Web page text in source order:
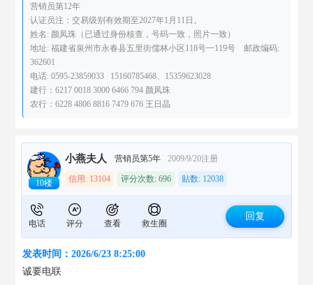
营销员第12年
认证员注：交易级别有效期至2027年1月11日。
姓名: 颜凤珠（已通过身份核查，号码一致，照片一致）
地址: 福建省泉州市永春县五里街儒林小区118号一119号 邮政编码:
362601
电话: 0595-23859033 15160785468、15359623028
建行：6217 0018 3000 6466 794 颜凤珠
农行：6228 4806 8816 7479 676 王日晶
10楼
小燕夫人 营销员第5年 2009/9/20注册
信用: 13104 评分次数: 696 贴数: 12038
电话 评分 查看 救生圈
回复
发表时间：2026/6/23 8:25:00
诚要电联